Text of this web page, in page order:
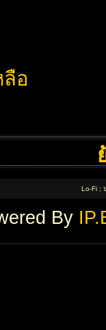
อ
Lo-Fi ;
By